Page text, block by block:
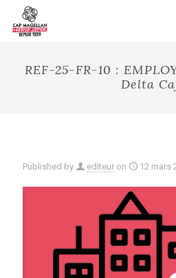
REF-25-FR-10 :
Delta
Published by editeur on 12 mars